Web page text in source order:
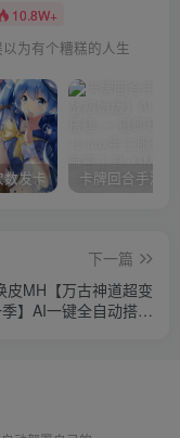
10.8W+
为有个糟糕的人生
数发卡
下一篇
皮MH【万古神道超变
】AI一键全自动搭建